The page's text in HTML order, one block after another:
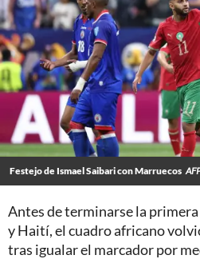
Festejo de Ismael Saibari con Marruecos
Antes de terminarse la
y Haití, el cuadro africano
tras igualar el marcador por